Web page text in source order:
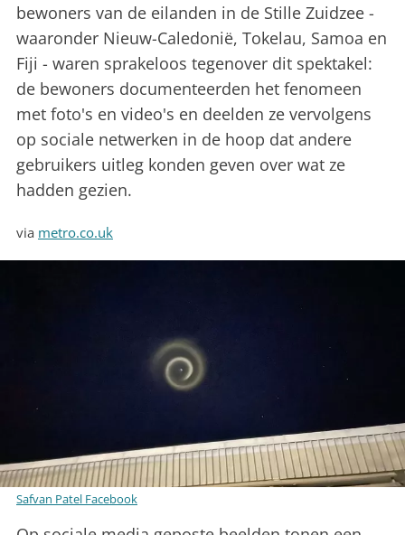
bewoners van de eilanden in de Stille Zuidzee -
waaronder Nieuw-Caledonië, Tokelau, Samoa en
Fiji - waren sprakeloos tegenover dit spektakel:
de bewoners documenteerden het fenomeen
met foto's en video's en deelden ze vervolgens
op sociale netwerken in de hoop dat andere
gebruikers uitleg konden geven over wat ze
hadden gezien.
via metro.co.uk
Safvan Patel Facebook